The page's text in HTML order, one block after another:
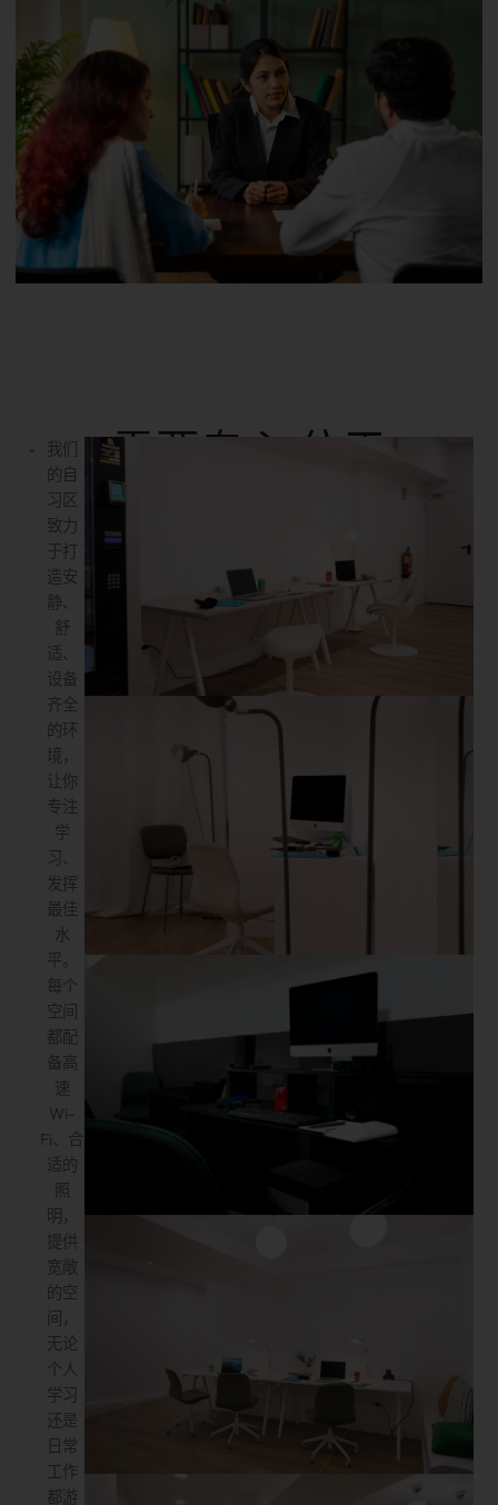
需要专心 位于
我们
的自
习区
致力
于打
造安
静、
舒
适、
设备
齐全
的环
境，
让你
专注
学
习、
发挥
最佳
水
平。
每个
空间
都配
备高
速
Wi-
Fi、合
适的
照
明，
提供
宽敞
的空
间，
无论
个人
学习
还是
日常
工作
都游